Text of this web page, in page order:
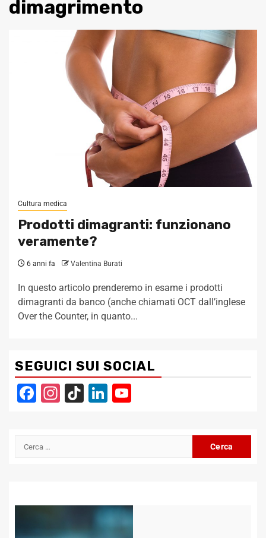
dimagrimento
Cultura medica
Prodotti dimagranti: funzionano
veramente?
6 anni fa Valentina Burati
In questo articolo prenderemo in esame i prodotti
dimagranti da banco (anche chiamati OCT dall’inglese
Over the Counter, in quanto...
SEGUICI SUI SOCIAL
Facebook
Instagram
TikTokLinkedIn
Ricerca